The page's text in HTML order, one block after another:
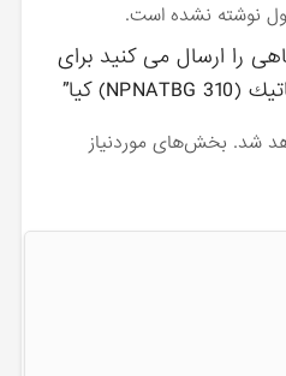
نوشته نشده است.
را ارسال می کنید برای
شد. بخش‌های موردنیاز